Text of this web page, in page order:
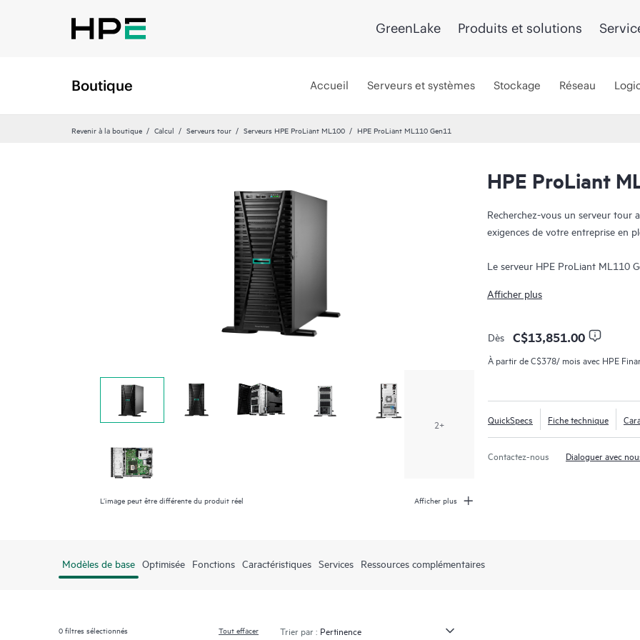
GreenLake Produits et solutions
Boutique Accueil Serveurs et systèmes Stockage Réseau
Revenir à la boutique Calcul Serveurs tour Serveurs HPE ProLiant ML100 HPE ProLiant ML110 Gen11
L’image peut être différente du produit réel Afficher plus
2+
HPE ProLiant
Recherchez-vous un serveur tour
exigences de votre entreprise en
Le serveur HPE ProLiant ML110
processeur évolutif Intel® Xeon®
OCP3 x16, 8 lecteurs de disques
(SFF). Il peut facilement se
rack. Le serveur HPE ProLiant
basculement automatique,
distants.
Afficher plus
Dès C$13,851.00
À partir deC$378/ mois avec HPE
QuickSpecs Fiche technique
Contactez-nous Dialoguer avec
Modèles de base Optimisée Fonctions Caractéristiques Services Ressources complémentaires
0filtres sélectionnés Tout effacer Trier par :